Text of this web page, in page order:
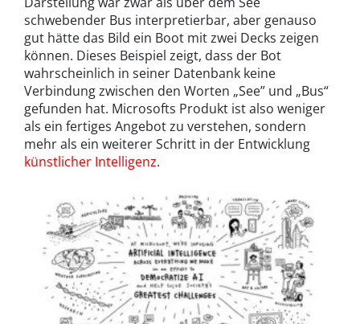
schwebender Bus interpretierbar, aber genauso
gut hätte das Bild ein Boot mit zwei Decks zeigen
können. Dieses Beispiel zeigt, dass der Bot
wahrscheinlich in seiner Datenbank keine
Verbindung zwischen den Worten „See” und „Bus“
gefunden hat. Microsofts Produkt ist also weniger
als ein fertiges Angebot zu verstehen, sondern
mehr als ein weiterer Schritt in der Entwicklung
künstlicher Intelligenz.